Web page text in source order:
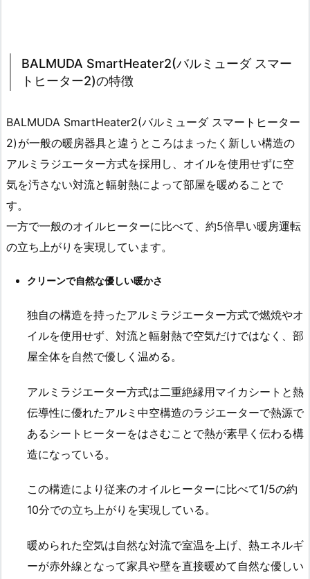
BALMUDA SmartHeater2(バルミューダ スマー
トヒーター2)の特徴
BALMUDA SmartHeater2(バルミューダ スマートヒーター
2) が一般の暖房器具と違うところはまったく新しい構造の
アルミラジエーター方式を採用し、オイルを使用せずに空
気を汚さない対流と輻射熱によって部屋を暖めることで
す。
一方で一般のオイルヒーターに比べて、約5倍早い暖房運転
の立ち上がりを実現しています。
クリーンで自然な優しい暖かさ
独自の構造を持ったアルミラジエーター方式で燃焼やオ
イルを使用せず、対流と輻射熱で空気だけではなく、部
屋全体を自然で優しく温める。
アルミラジエーター方式は二重絶縁用マイカシートと熱
伝導性に優れたアルミ中空構造のラジエーターで熱源で
あるシートヒーターをはさむことで熱が素早く伝わる構
造になっている。
この構造により従来のオイルヒーターに比べて1/5の約
10分での立ち上がりを実現している。
暖められた空気は自然な対流で室温を上げ、熱エネルギ
ーが赤外線となって家具や壁を直接暖めて自然な優しい